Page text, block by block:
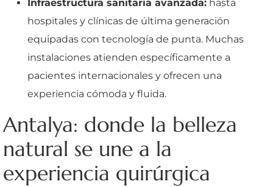
Infraestructura sanitaria avanzada: hasta
hospitales y clínicas de última generación
equipadas con tecnología de punta. Muchas
instalaciones atienden específicamente a
pacientes internacionales y ofrecen una
experiencia cómoda y fluida.
Antalya: donde la belleza
natural se une a la
experiencia quirúrgica